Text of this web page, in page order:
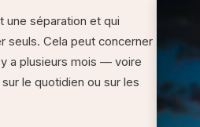
une séparation et qui
seuls. Cela peut concerner
a plusieurs mois — voire
le quotidien ou sur les